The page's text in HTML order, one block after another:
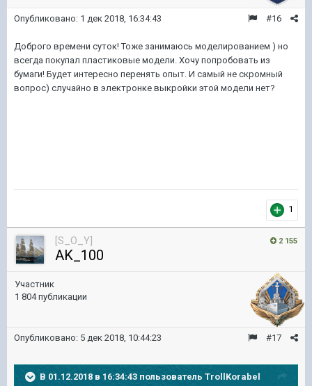
#16
Опубликовано: 1 дек 2018, 16:34:43
Доброго времени суток! Тоже занимаюсь моделированием ) но
всегда покупал пластиковые модели. Хочу попробовать из
бумаги! Будет интересно перенять опыт. И самый не скромный
вопрос) случайно в электронке выкройки этой модели нет?
1
2 155
[S_O_Y]
AK_100
Участник
1 804 публикации
#17
Опубликовано: 5 дек 2018, 10:44:23
В 01.12.2018 в 16:34:43 пользователь TrollKorabel